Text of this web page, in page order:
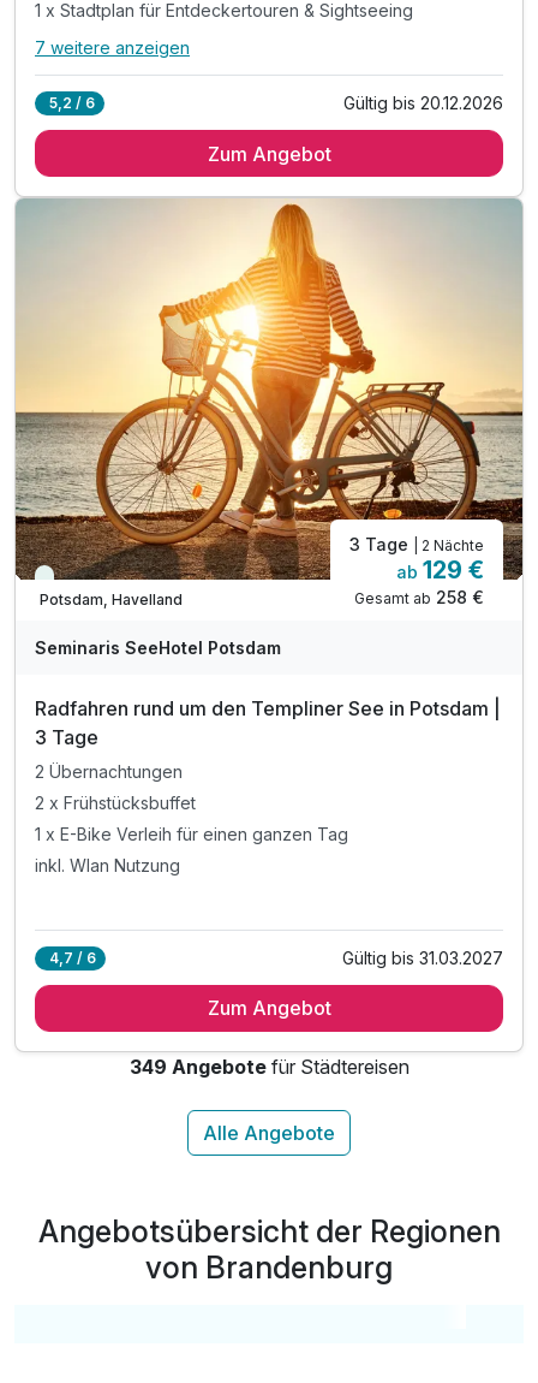
1 x Stadtplan für Entdeckertouren & Sightseeing
Alle Inklusivleistungen
3 x Spreewälder Schlemmerfrühstück
1 x Stadtplan für Entdeckertouren & Sightseeing
inkl. Ermäßigungen für touristische Highlights*
inkl. Nutzung von Bus und Straßenbahn in Cottbus*
inkl. Rabatt auf Eintritt in den Spreeauenpark*
inkl. Rabatt für Eintritt ins Schloss Branitz*
inkl. Rabatt auf Eintritt in den Tierpark Cottbus*
inkl. Parkplatz direkt am Hotel
inkl. WLAN-Nutzung
7 weitere anzeigen
5,2 / 6 Gültig bis 20.12.2026
Zum Angebot
Viele Termine frei
Potsdam, Havelland
3 Tage | 2 Nächte
ab 129 €
Gesamt ab 258 €
Seminaris SeeHotel Potsdam
Radfahren rund um den Templiner See in Potsdam |
3 Tage
2 Übernachtungen
2 x Frühstücksbuffet
1 x E-Bike Verleih für einen ganzen Tag
inkl. Wlan Nutzung
4,7 / 6 Gültig bis 31.03.2027
Zum Angebot
349 Angebotefür Städtereisen
Angebotsübersicht der Regionen
von Brandenburg